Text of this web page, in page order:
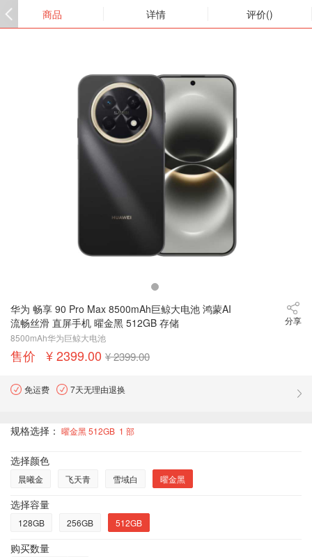
商品 详情 评价()
华为 畅享 90 Pro Max 8500mAh巨鲸大电池 鸿蒙AI
流畅丝滑 直屏手机 曜金黑 512GB 存储
8500mAh华为巨鲸大电池
售价 ¥ 2399.00 ¥ 2399.00
分享
免运费 7天无理由退换
规格选择： 曜金黑 512GB 1 部
选择颜色
晨曦金 飞天青 雪域白 曜金黑
选择容量
128GB 256GB 512GB
购买数量